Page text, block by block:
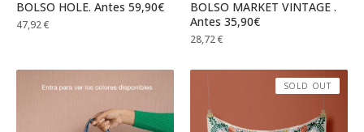
BOLSO HOLE. Antes 59,90€
47,92€
BOLSO MARKET VINTAGE .
Antes 35,90€
28,72€
SOLD OUT